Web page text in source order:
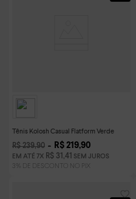
Tênis Kolosh Casual Flatform Verde
R$ 239,90 R$ 219,90
EM ATÉ 7X R$ 31 ,41 SEM JUROS